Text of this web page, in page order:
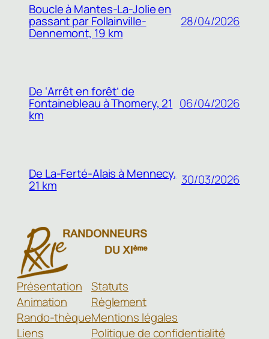
Boucle à Mantes-La-Jolie en
passant par Follainville-
Dennemont, 19 km
28/04/2026
De ‘Arrêt en forêt’ de
Fontainebleau à Thomery, 21
km
06/04/2026
De La-Ferté-Alais à Mennecy,
21 km 30/03/2026
Présentation
Animation
Rando-thèque
Liens
Statuts
Règlement
Mentions légales
Politique de confidentialité